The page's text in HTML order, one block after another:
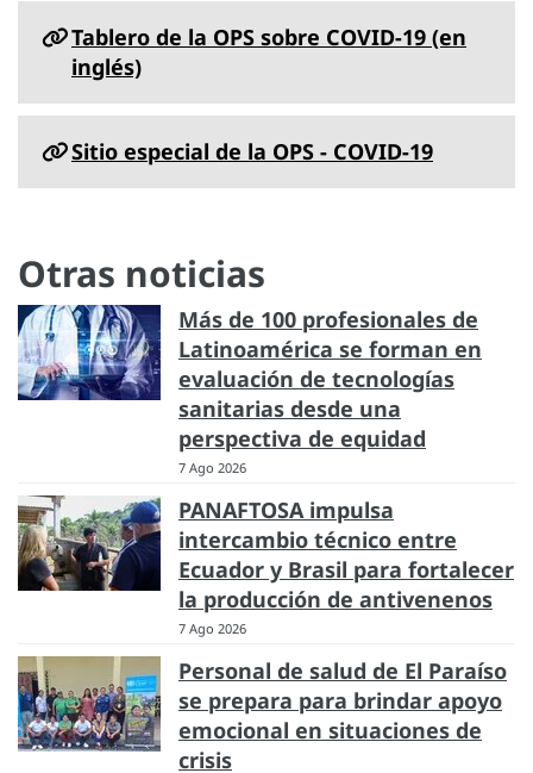
Tablero de la OPS sobre COVID-19 (en
inglés)
Sitio especial de la OPS - COVID-19
Otras noticias
Más de 100 profesionales de
Latinoamérica se forman en
evaluación de tecnologías
sanitarias desde una
perspectiva de equidad
7 Ago 2026
PANAFTOSA impulsa
intercambio técnico entre
Ecuador y Brasil para fortalecer
la producción de antivenenos
7 Ago 2026
Personal de salud de El Paraíso
se prepara para brindar apoyo
emocional en situaciones de
crisis